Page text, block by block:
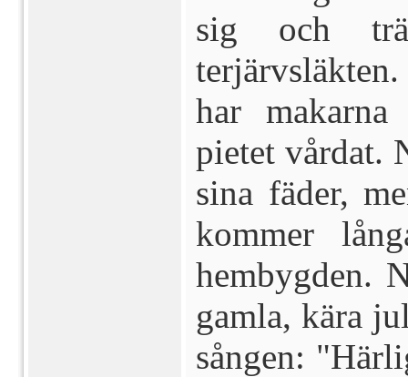
sig och
har
pietet vårdat.
sina fäder,
kommer
hembygden.
gamla, kära
sången: